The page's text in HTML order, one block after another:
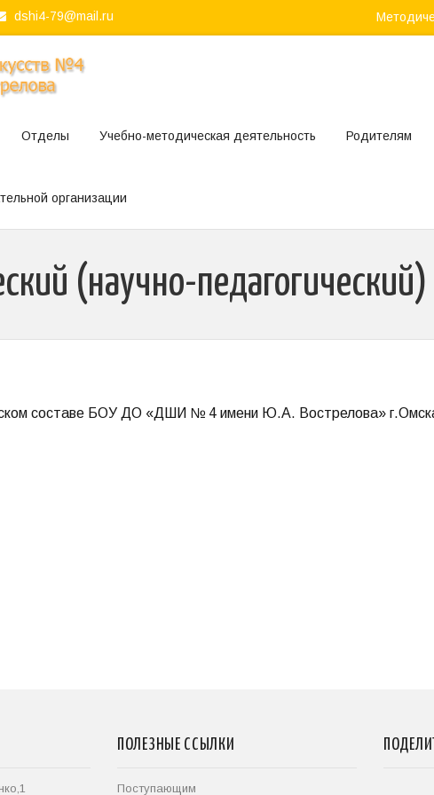
dshi4-79@mail.ru
Отделы Учебно-методическая деятельность Родителям
организации
(научно-педагогический)
составе БОУ ДО «ДШИ № 4 имени Ю.А. Вострелова»
ПОЛЕЗНЫЕ ССЫЛКИ
Поступающим